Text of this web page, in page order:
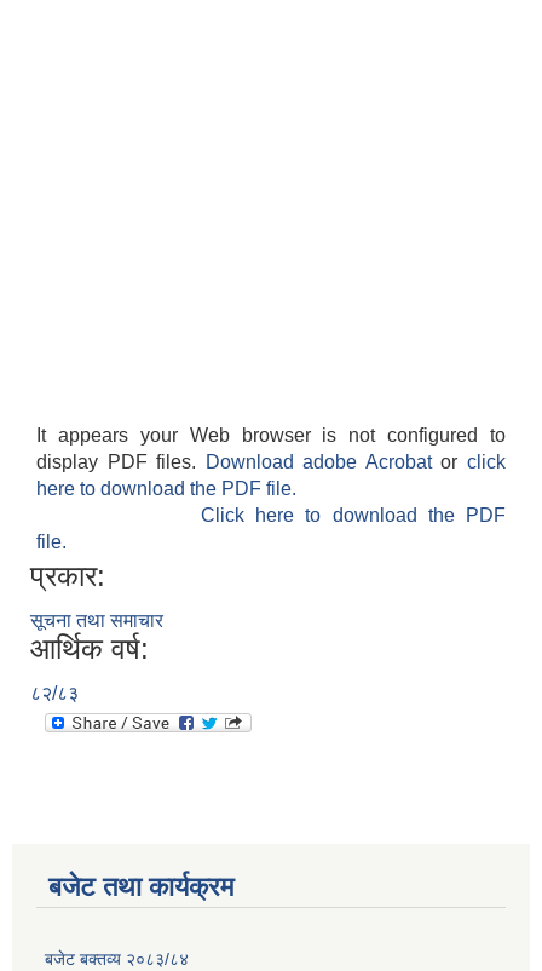
It appears your Web browser is not configured to
display PDF files.
Download adobe Acrobatorclick
here to download the PDF file.
Click here to download the PDF
file.
प्रकार:
सूचना तथा समाचार
आर्थिक वर्ष:
८२/८३
बजेट तथा कार्यक्रम
बजेट बक्तव्य २०८३/८४